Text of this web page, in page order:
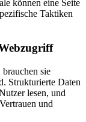
können eine Seite
Taktiken
sie
Strukturierte Daten
lesen, und
und